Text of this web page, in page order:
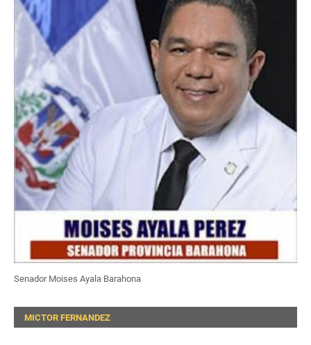
Senador Moises Ayala Barahona
MICTOR FERNANDEZ